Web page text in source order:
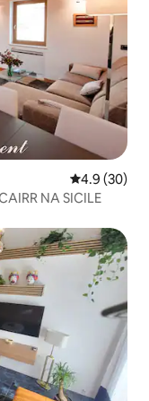
Meánrátáil
4.9 (30)
NA SICILE